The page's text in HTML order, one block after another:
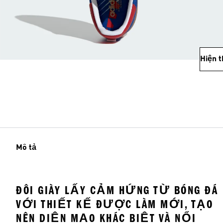
Hiện
Mô tả
ĐÔI GIÀY LẤY CẢM HỨNG TỪ BÓNG ĐÁ
VỚI THIẾT KẾ ĐƯỢC LÀM MỚI, TẠO
NÊN DIỆN MẠO KHÁC BIỆT VÀ NỔI